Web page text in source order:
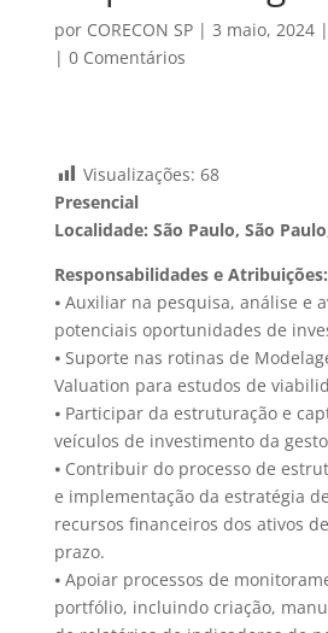
por CORECON SP| 3 maio, 2024|
| 0 Comentários
Visualizações: 68
Presencial
Localidade: São Paulo, São
Responsabilidades e Atribuições:
⦁ Auxiliar na pesquisa, análise e
potenciais oportunidades de
⦁ Suporte nas rotinas de
Valuation para estudos de
⦁ Participar da estruturação e
veículos de investimento da
⦁ Contribuir do processo de
e implementação da estratégia
recursos financeiros dos ativos
prazo.
⦁ Apoiar processos de
portfólio, incluindo criação,